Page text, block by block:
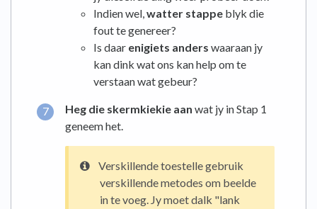
Indien wel,watter stappe blyk die
fout te genereer?
Is daar enigiets anders waaraan jy
kan dink wat ons kan help om te
verstaan ​​wat gebeur?
Heg die skermkiekie aan wat jy in Stap 1
geneem het.
Verskillende toestelle gebruik
verskillende metodes om beelde
in te voeg. Jy moet dalk "lank